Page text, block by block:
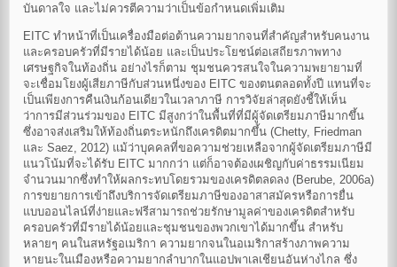
บันดาลใจ และไม่ควรตีความว่าเป็นข้อกำหนดเพิ่มเติม
EITC ทำหน้าที่เป็นเครื่องมือต่อต้านความยากจนที่สำคัญสำหรับคนงาน
และครอบครัวที่มีรายได้น้อย และเป็นประโยชน์ต่อเสถียรภาพทาง
เศรษฐกิจในท้องถิ่น อย่างไรก็ตาม ชุมชนควรสนใจในความพยายามที่
จะเชื่อมโยงผู้เสียภาษีกับส่วนหนึ่งของ EITC ของตนตลอดทั้งปี แทนที่จะ
เป็นเพียงการคืนเงินก้อนเดียวในเวลาภาษี การวิจัยล่าสุดยังชี้ให้เห็น
ว่าการมีส่วนร่วมของ EITC มีสูงกว่าในพื้นที่ที่มีผู้จัดเตรียมภาษีมากขึ้น
ซึ่งอาจส่งเสริมให้ท้องถิ่นตระหนักถึงเครดิตมากขึ้น (Chetty, Friedman
และ Saez, 2012) แม้ว่าบุคคลที่ขอความช่วยเหลือจากผู้จัดเตรียมภาษีมี
แนวโน้มที่จะได้รับ EITC มากกว่า แต่ก็อาจต้องเผชิญกับค่าธรรมเนียม
จำนวนมากซึ่งทำให้ผลกระทบโดยรวมของเครดิตลดลง (Berube, 2006a)
การขยายการเข้าถึงบริการจัดเตรียมภาษีของอาสาสมัครหรือการยื่น
แบบออนไลน์ที่ง่ายและฟรีสามารถช่วยรักษามูลค่าของเครดิตสำหรับ
ครอบครัวที่มีรายได้น้อยและชุมชนของพวกเขาได้มากขึ้น สำหรับ
หลายๆ คนในสหรัฐอเมริกา ความยากจนในอเมริกาสร้างภาพความ
หายนะในเมืองหรือความยากลำบากในแอปพาเลเชียนอันห่างไกล ซึ่ง